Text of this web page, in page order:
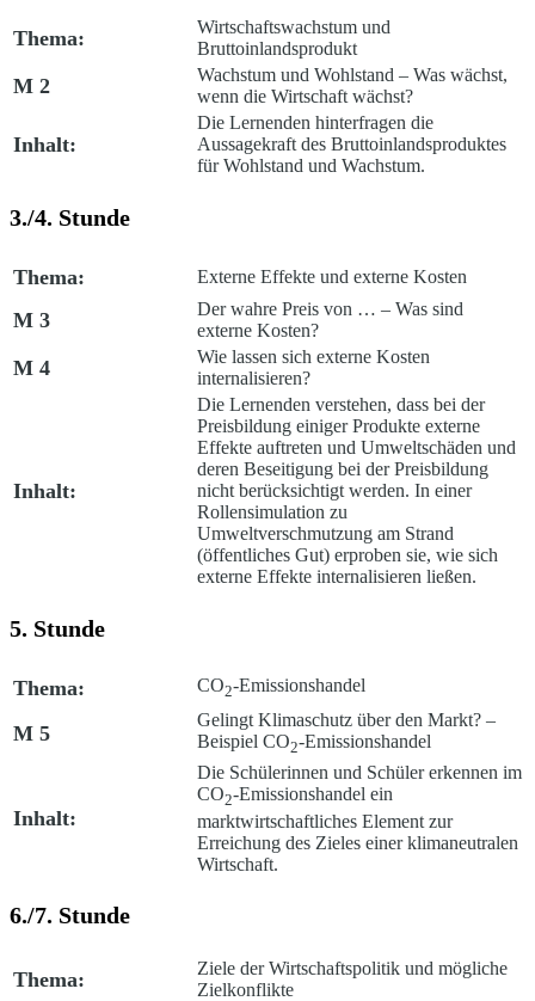
Thema:
Wirtschaftswachstum und
Bruttoinlandsprodukt
M 2
Wachstum und Wohlstand – Was wächst,
wenn die Wirtschaft wächst?
Inhalt:
Die Lernenden hinterfragen die
Aussagekraft des Bruttoinlandsproduktes
für Wohlstand und Wachstum.
3./4. Stunde
Thema: Externe Effekte und externe Kosten
M 3
Der wahre Preis von … – Was sind
externe Kosten?
M 4
Wie lassen sich externe Kosten
internalisieren?
Inhalt:
Die Lernenden verstehen, dass bei der
Preisbildung einiger Produkte externe
Effekte auftreten und Umweltschäden und
deren Beseitigung bei der Preisbildung
nicht berücksichtigt werden. In einer
Rollensimulation zu
Umweltverschmutzung am Strand
(öffentliches Gut) erproben sie, wie sich
externe Effekte internalisieren ließen.
5. Stunde
Thema: CO2-Emissionshandel
M 5
Gelingt Klimaschutz über den Markt? –
Beispiel CO2-Emissionshandel
Inhalt:
Die Schülerinnen und Schüler erkennen im
CO2-Emissionshandel ein
marktwirtschaftliches Element zur
Erreichung des Zieles einer klimaneutralen
Wirtschaft.
6./7. Stunde
Thema:
Ziele der Wirtschaftspolitik und mögliche
Zielkonflikte